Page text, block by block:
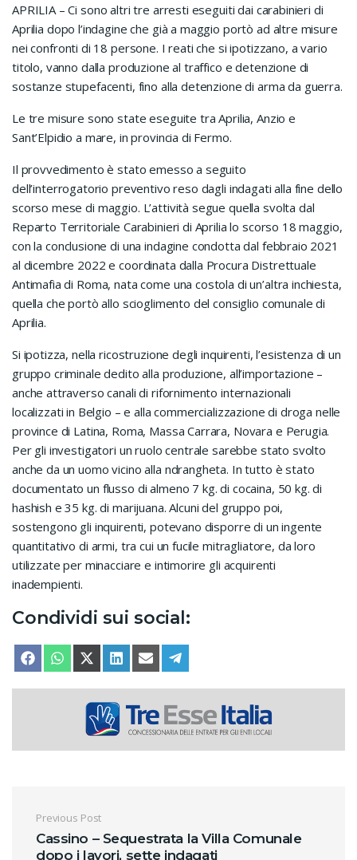
APRILIA – Ci sono altri tre arresti eseguiti dai carabinieri di
Aprilia dopo l’indagine che già a maggio portò ad altre misure
nei confronti di 18 persone. I reati che si ipotizzano, a vario
titolo, vanno dalla produzione al traffico e detenzione di
sostanze stupefacenti, fino alla detenzione di arma da guerra.
Le tre misure sono state eseguite tra Aprilia, Anzio e
Sant’Elpidio a mare, in provincia di Fermo.
Il provvedimento è stato emesso a seguito
dell’interrogatorio preventivo reso dagli indagati alla fine dello
scorso mese di maggio. L’attività segue quella svolta dal
Reparto Territoriale Carabinieri di Aprilia lo scorso 18 maggio,
con la conclusione di una indagine condotta dal febbraio 2021
al dicembre 2022 e coordinata dalla Procura Distrettuale
Antimafia di Roma, nata come una costola di un’altra inchiesta,
quella che portò allo scioglimento del consiglio comunale di
Aprilia.
Si ipotizza, nella ricostruzione degli inquirenti, l’esistenza di un
gruppo criminale dedito alla produzione, all’importazione –
anche attraverso canali di rifornimento internazionali
localizzati in Belgio – e alla commercializzazione di droga nelle
province di Latina, Roma, Massa Carrara, Novara e Perugia.
Per gli investigatori un ruolo centrale sarebbe stato svolto
anche da un uomo vicino alla ndrangheta. In tutto è stato
documentato un flusso di almeno 7 kg. di cocaina, 50 kg. di
hashish e 35 kg. di marijuana. Alcuni del gruppo poi,
sostengono gli inquirenti, potevano disporre di un ingente
quantitativo di armi, tra cui un fucile mitragliatore, da loro
utilizzate per minacciare e intimorire gli acquirenti
inadempienti.
Condividi sui social:
SHARE ON
FACEBOOKSHARE ON
WHATSAPPSHARE ON
X (TWITTER)
SHARE ON
LINKEDINSHARE ON
EMAIL
Navigazione articoli
Previous Post
Cassino – Sequestrata la Villa Comunale
dopo i lavori, sette indagati